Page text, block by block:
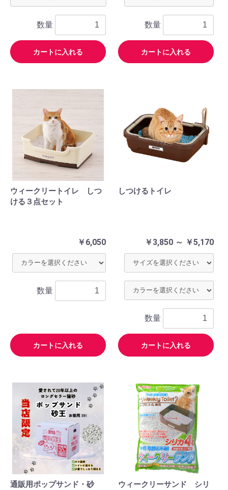
数量
カートに入れる
数量
カートに入れる
ウィークリートイレ しつ
ける３点セット
￥6,050
数量
カートに入れる
しつけるトイレ
￥3,850 ～ ￥5,170
数量
カートに入れる
通販用ポップサンド・砂
ウィークリーサンド シリ